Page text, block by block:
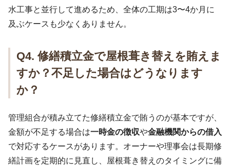
水工事と並行して進めるため、全体の工期は3〜4か月に
及ぶケースも少なくありません。
Q4. 修繕積立金で屋根葺き替えを賄えま
すか？不足した場合はどうなります
か？
管理組合が積み立てた修繕積立金で賄うのが基本ですが、
金額が不足する場合は一時金の徴収や金融機関からの借入
で対応するケースがあります。オーナーや理事会は長期修
繕計画を定期的に見直し、屋根葺き替えのタイミングに備